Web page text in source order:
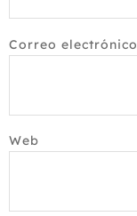
Correo electrónico
Web